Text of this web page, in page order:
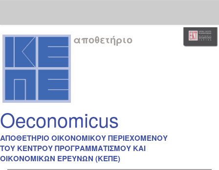
Skip
navigation
αποθετήριο
Oeconomicus
ΑΠΟΘΕΤΗΡΙΟ ΟΙΚΟΝΟΜΙΚΟΥ ΠΕΡΙΕΧΟΜΕΝΟΥ
ΤΟΥ ΚΕΝΤΡΟΥ ΠΡΟΓΡΑΜΜΑΤΙΣΜΟΥ ΚΑΙ
ΟΙΚΟΝΟΜΙΚΩΝ ΕΡΕΥΝΩΝ (ΚΕΠΕ)